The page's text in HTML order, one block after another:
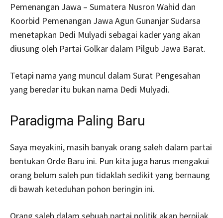
Pemenangan Jawa – Sumatera Nusron Wahid dan
Koorbid Pemenangan Jawa Agun Gunanjar Sudarsa
menetapkan Dedi Mulyadi sebagai kader yang akan
diusung oleh Partai Golkar dalam Pilgub Jawa Barat.
Tetapi nama yang muncul dalam Surat Pengesahan
yang beredar itu bukan nama Dedi Mulyadi.
Paradigma Paling Baru
Saya meyakini, masih banyak orang saleh dalam partai
bentukan Orde Baru ini. Pun kita juga harus mengakui
orang belum saleh pun tidaklah sedikit yang bernaung
di bawah keteduhan pohon beringin ini.
Orang saleh dalam sebuah partai politik akan berpijak